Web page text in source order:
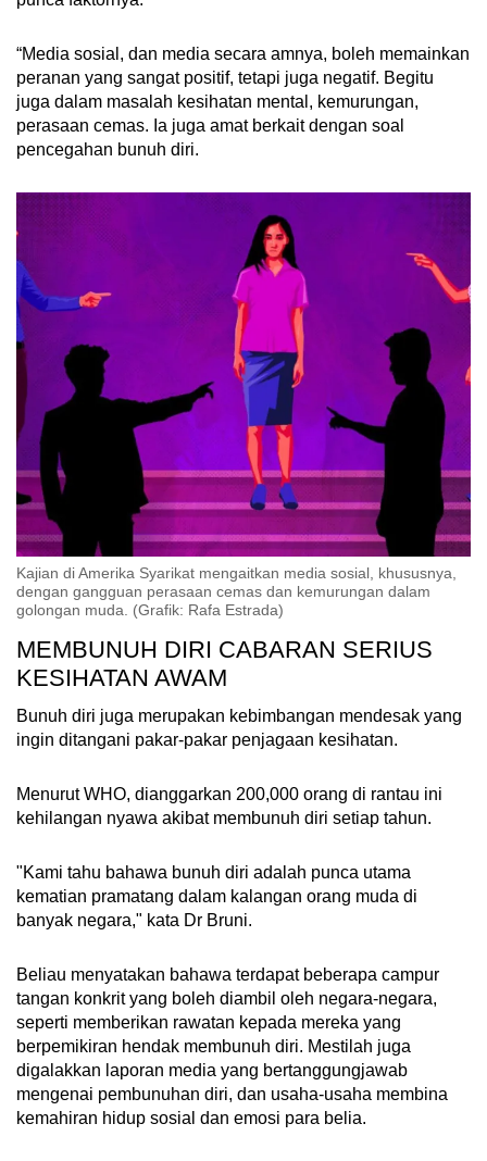
“Media sosial, dan media secara amnya, boleh memainkan
peranan yang sangat positif, tetapi juga negatif. Begitu
juga dalam masalah kesihatan mental, kemurungan,
perasaan cemas. Ia juga amat berkait dengan soal
pencegahan bunuh diri.
Kajian di Amerika Syarikat mengaitkan media sosial, khususnya,
dengan gangguan perasaan cemas dan kemurungan dalam
golongan muda. (Grafik: Rafa Estrada)
MEMBUNUH DIRI CABARAN SERIUS
KESIHATAN AWAM
Bunuh diri juga merupakan kebimbangan mendesak yang
ingin ditangani pakar-pakar penjagaan kesihatan.
Menurut WHO, dianggarkan 200,000 orang di rantau ini
kehilangan nyawa akibat membunuh diri setiap tahun.
"Kami tahu bahawa bunuh diri adalah punca utama
kematian pramatang dalam kalangan orang muda di
banyak negara," kata Dr Bruni.
Beliau menyatakan bahawa terdapat beberapa campur
tangan konkrit yang boleh diambil oleh negara-negara,
seperti memberikan rawatan kepada mereka yang
berpemikiran hendak membunuh diri. Mestilah juga
digalakkan laporan media yang bertanggungjawab
mengenai pembunuhan diri, dan usaha-usaha membina
kemahiran hidup sosial dan emosi para belia.